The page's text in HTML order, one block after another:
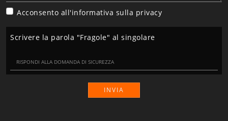
Acconsento all'informativa sulla privacy
Scrivere la parola "Fragole" al singolare
INVIA